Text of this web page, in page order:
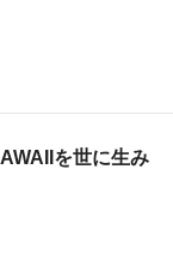
を世に生み